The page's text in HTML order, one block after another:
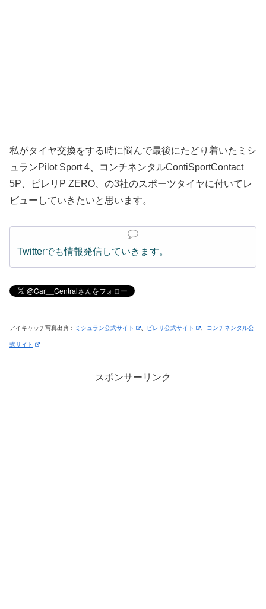
私がタイヤ交換をする時に悩んで最後にたどり着いたミシ
ュランPilot Sport 4、コンチネンタルContiSportContact
5P、ピレリP ZERO、の3社のスポーツタイヤに付いてレ
ビューしていきたいと思います。
Twitterでも情報発信していきます。
アイキャッチ写真出典： ミシュラン公式サイト 、 ピレリ公式サイト 、 コンチネンタル公
式サイト
スポンサーリンク